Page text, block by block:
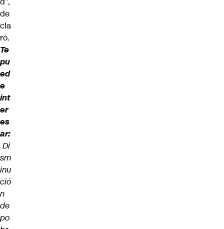
de
cla
ró.
Te
pu
ed
e
int
er
es
ar:
Di
sm
inu
ció
n
de
po